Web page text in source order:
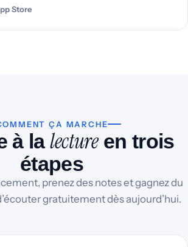
Store
ÇA MARCHE
à lalectureen trois
étapes
prenez des notes et gagnez du
gratuitement dès aujourd’hui.